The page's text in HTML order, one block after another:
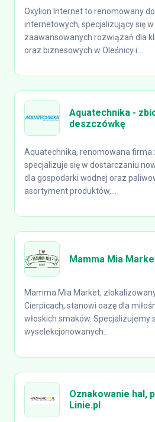
Oxylion Internet to renomowany
internetowych, specjalizujący się
zaawansowanych rozwiązań dla
oraz biznesowych w Oleśnicy i...
Aquatechnika -
deszczówkę
Aquatechnika, renomowana firma
specjalizuje się w dostarczaniu
dla gospodarki wodnej oraz
asortyment produktów,...
Mamma Mia
Mamma Mia Market,
Cierpicach, stanowi oazę dla
włoskich smaków. Specjalizujemy
wyselekcjonowanych...
Oznakowanie hal,
Linie.pl